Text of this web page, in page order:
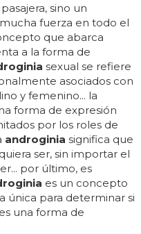
sino un
fuerza en todo el
que abarca
a la forma de
sexual se refiere
asociados con
y femenino... la
forma de expresión
por los roles de
androginia significa que
ser, sin importar el
por último, es
es un concepto
única para determinar si
es una forma de